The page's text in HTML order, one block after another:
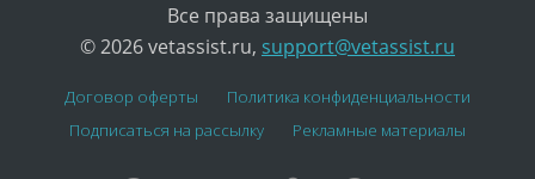
Все права защищены
© 2026 vetassist.ru, support@vetassist.ru
Договор оферты
Политика конфиденциальности
Подписаться на рассылку
Рекламные материалы